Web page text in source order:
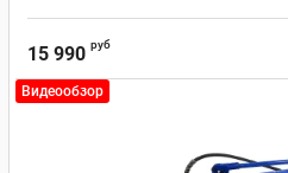
15 990 руб
Видеообзор